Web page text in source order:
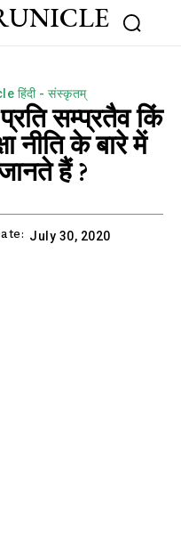
हिंदी - संस्कृतम्
सम्प्रतैव किं
नीति के बारे में
हैं ?
July 30, 2020